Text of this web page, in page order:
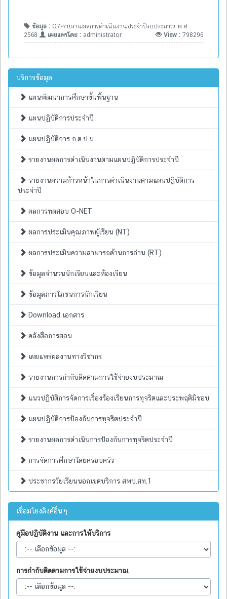
ข้อมูล : O7-รายงานผลการดำเนินงานประจำปีงบประมาณ พ.ศ.
2568
เผยแพร่โดย : administrator View : 798296
บริการข้อมูล
แผนพัฒนาการศึกษาขั้นพื้นฐาน
แผนปฏิบัติการประจำปี
แผนปฏิบัติการ ก.ต.ป.น.
รายงานผลการดำเนินงานตามแผนปฏิบัติการประจำปี
รายงานความก้าวหน้าในการดำเนินงานตามแผนปฏิบัติการ
ประจำปี
ผลการทดสอบ O-NET
ผลการประเมินคุณภาพผู้เรียน (NT)
ผลการประเมินความสามารถด้านการอ่าน (RT)
ข้อมูลจำนวนนักเรียนและห้องเรียน
ข้อมูลภาวโภชนการนักเรียน
Download เอกสาร
คลังสื่อการสอน
เผยแพร่ผลงานทางวิชากร
รายงานการกำกับติดตามการใช้จ่ายงบประมาณ
แนวปฏิบัติการจัดการเรื่องร้องเรียนการทุจริตและประพฤติมิชอบ
แผนปฏิบัติการป้องกันการทุจริตประจำปี
รายงานผลการดำเนินการป้องกันการทุจริตประจำปี
การจัดการศึกษาโดยครอบครัว
ประชากรวัยเรียนนอกเขตบริการ สพป.สท.1
เชื่อมโยงลิงค์อื่นๆ
คู่มือปฏิบัติงาน และการให้บริการ
การกำกับติดตามการใช้จ่ายงบประมาณ